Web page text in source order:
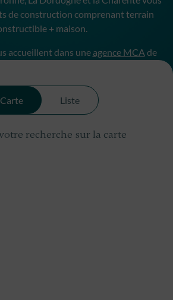
de construction comprenant terrain
+ maison.
accueillent dans une agence MCA de
Carte Liste
recherche sur la carte